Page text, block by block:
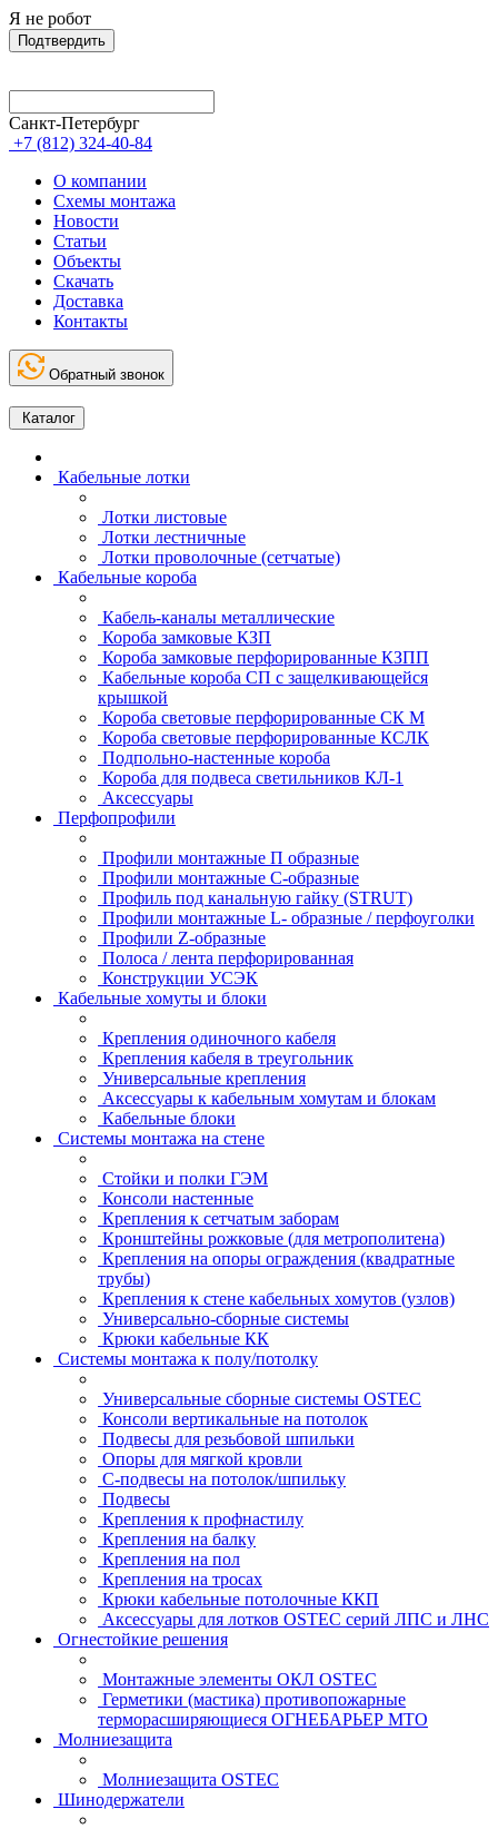
Я не робот
Подтвердить
Санкт-Петербург
+7 (812) 324-40-84
О компании
Схемы монтажа
Новости
Статьи
Объекты
Скачать
Доставка
Контакты
Обратный звонок
Каталог
Кабельные лотки
Лотки листовые
Лотки лестничные
Лотки проволочные (сетчатые)
Кабельные короба
Кабель-каналы металлические
Короба замковые КЗП
Короба замковые перфорированные КЗПП
Кабельные короба СП с защелкивающейся
крышкой
Короба световые перфорированные СК М
Короба световые перфорированные КСЛК
Подпольно-настенные короба
Короба для подвеса светильников КЛ-1
Аксессуары
Перфопрофили
Профили монтажные П образные
Профили монтажные C-образные
Профиль под канальную гайку (STRUT)
Профили монтажные L- образные / перфоуголки
Профили Z-образные
Полоса / лента перфорированная
Конструкции УСЭК
Кабельные хомуты и блоки
Крепления одиночного кабеля
Крепления кабеля в треугольник
Универсальные крепления
Аксессуары к кабельным хомутам и блокам
Кабельные блоки
Системы монтажа на стене
Стойки и полки ГЭМ
Консоли настенные
Крепления к сетчатым заборам
Кронштейны рожковые (для метрополитена)
Крепления на опоры ограждения (квадратные
трубы)
Крепления к стене кабельных хомутов (узлов)
Универсально-сборные системы
Крюки кабельные КК
Системы монтажа к полу/потолку
Универсальные сборные системы OSTEC
Консоли вертикальные на потолок
Подвесы для резьбовой шпильки
Опоры для мягкой кровли
С-подвесы на потолок/шпильку
Подвесы
Крепления к профнастилу
Крепления на балку
Крепления на пол
Крепления на тросах
Крюки кабельные потолочные ККП
Аксессуары для лотков OSTEC серий ЛПС и ЛНС
Огнестойкие решения
Монтажные элементы ОКЛ OSTEC
Герметики (мастика) противопожарные
терморасширяющиеся ОГНЕБАРЬЕР МТО
Молниезащита
Молниезащита OSTEC
Шинодержатели